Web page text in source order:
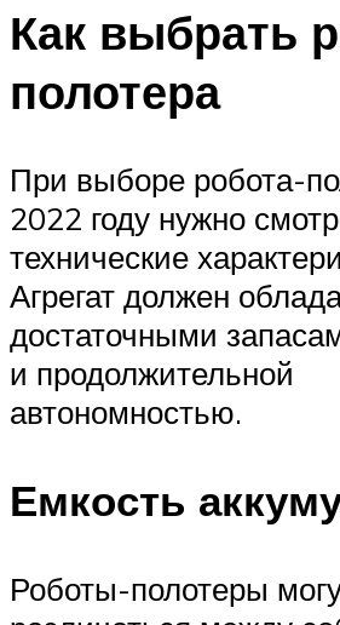
Как выбрать
полотера
При выборе робота-
2022 году нужно
технические
Агрегат должен
достаточными
и продолжительной
автономностью.
Емкость
Роботы-полотеры